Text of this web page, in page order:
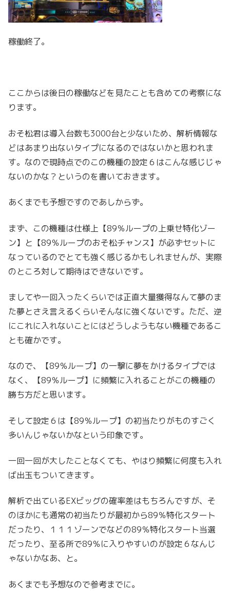
稼働終了。
ここからは後日の稼働などを見たことも含めての考察にな
ります。
おそ松君は導入台数も3000台と少ないため、解析情報な
どはあまり出ないタイプになるのではないかと思われま
す。なので現時点でのこの機種の設定６はこんな感じじゃ
ないのかな？というのを書いておきます。
あくまでも予想ですのであしからず。
まず、この機種は仕様上【89％ループの上乗せ特化ゾー
ン】と【89％ループのおそ松チャンス】が必ずセットに
なっているのでとても強く感じるかもしれませんが、実際
のところ対して期待はできないです。
ましてや一回入ったくらいでは正直大量獲得なんて夢のま
た夢とさえ言えるくらいそんなに強くないです。ただ、逆
にこれに入れないことにはどうしようもない機種であるこ
とも確かです。
なので、【89％ループ】の一撃に夢をかけるタイプでは
なく、【89％ループ】に頻繁に入れることがこの機種の
勝ち方だと思います。
そして設定６は【89％ループ】の初当たりがものすごく
多いんじゃないかなという印象です。
一回一回が大したことなくても、やはり頻繁に何度も入れ
ば出玉もついてきます。
解析で出ているEXビッグの確率差はもちろんですが、そ
のほかにも通常の初当たりが最初から89％特化スタート
だったり、１１１ゾーンでなどの89％特化スタート当選
だったり、至る所で89％に入りやすいのが設定６なんじ
ゃないかなあ、と。
あくまでも予想なので参考までに。